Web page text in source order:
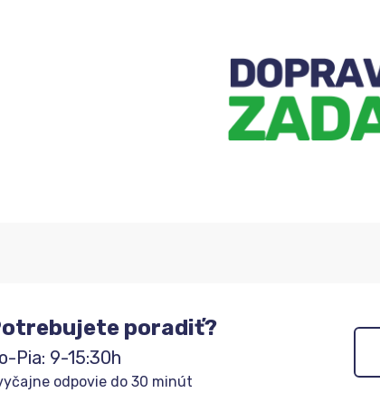
poradiť?
Pia: 9-15:30h
odpovie do 30 minút